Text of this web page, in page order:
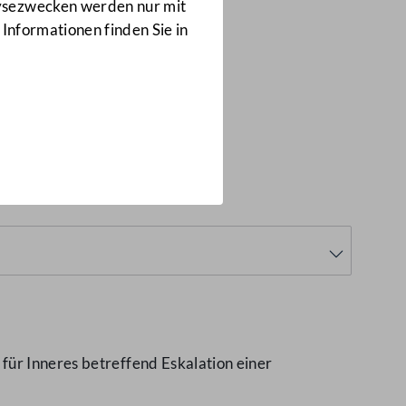
werden nur mit
finden Sie in
Anfragen
5212/J
Inneres betreffend Eskalation einer